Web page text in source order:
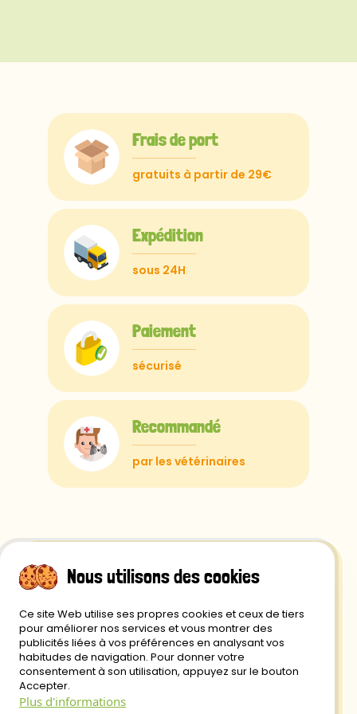
Frais de port
gratuits à partir de 29€
Expédition
sous 24H
Paiement
sécurisé
Recommandé
par les vétérinaires
Retour et Remboursement
Politique de Confidentialité
Nous utilisons des cookies
Ce site Web utilise ses propres cookies et ceux de tiers
pour améliorer nos services et vous montrer des
publicités liées à vos préférences en analysant vos
habitudes de navigation. Pour donner votre
consentement à son utilisation, appuyez sur le bouton
Accepter.
Plus d'informations